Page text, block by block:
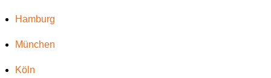
Hamburg
München
Köln